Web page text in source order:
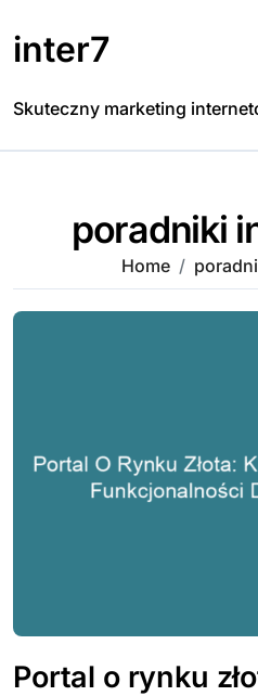
to
content
inter7
Skuteczny marketing
poradniki
Home
Portal o rynku